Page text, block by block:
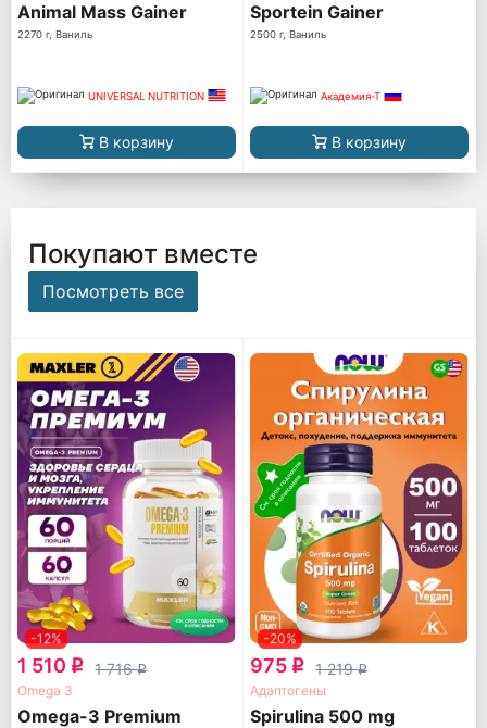
Animal Mass Gainer
2270 г, Ваниль
UNIVERSAL NUTRITION
В корзину
Sportein Gainer
2500 г, Ваниль
Академия-Т
В корзину
Покупают вместе
Посмотреть все
-12%
1 510 q 1 716q
Omega 3
Omega-3 Premium
-20%
975 q 1 219q
Адаптогены
Spirulina 500 mg